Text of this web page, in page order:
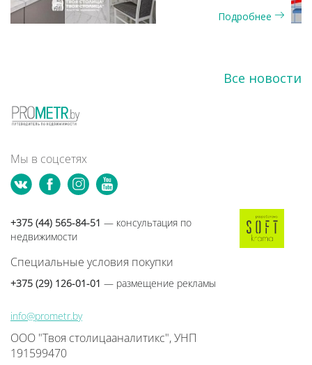
две стороны
Подробнее
Все новости
Мы в соцсетях
+375 (44) 565-84-51 — консультация по
недвижимости
Специальные условия покупки
+375 (29) 126-01-01 — размещение рекламы
info@prometr.by
ООО "Твоя столицааналитикс", УНП
191599470